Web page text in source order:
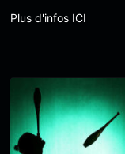
Plus d'infos ICI